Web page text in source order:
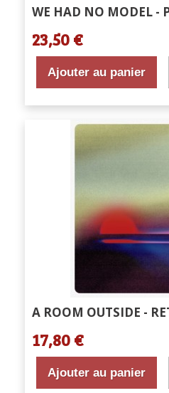
WE HAD NO MODEL -
23,50 €
Ajouter au panier
A ROOM OUTSIDE -
17,80 €
Ajouter au panier